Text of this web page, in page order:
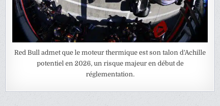
Red Bull admet que le moteur thermique est son talon d’Achille
potentiel en 2026, un risque majeur en début de
réglementation.